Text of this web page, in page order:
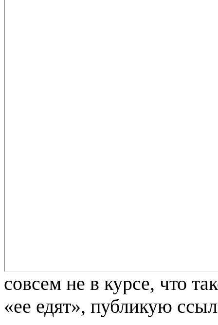
совсем не в курсе, что
«ее едят», публикую